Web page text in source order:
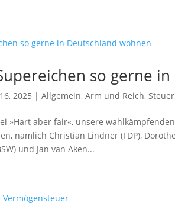
so gerne
2025 |Allgemein,Arm und Reich,
»Hart aber fair«, unsere
nämlich Christian Lindner (FDP),
und Jan van Aken...